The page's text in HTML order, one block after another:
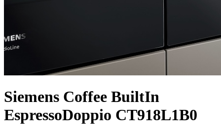
Siemens Coffee BuiltIn
EspressoDoppio CT918L1B0